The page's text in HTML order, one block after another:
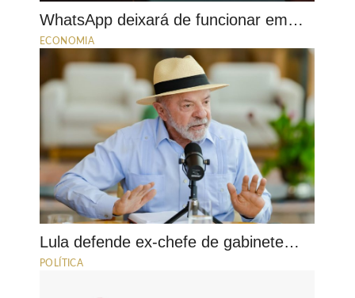
WhatsApp deixará de funcionar em…
ECONOMIA
Lula defende ex-chefe de gabinete…
POLÍTICA